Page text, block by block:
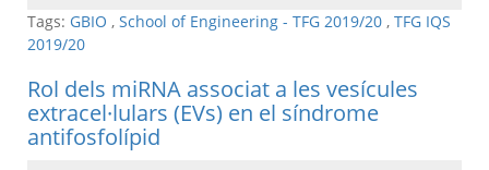
Tags: GBIO , School of Engineering - TFG 2019/20 , TFG IQS
2019/20
Rol dels miRNA associat a les vesícules
extracel·lulars (EVs) en el síndrome
antifosfolípid